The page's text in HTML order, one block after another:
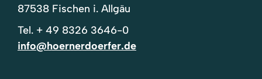
87538 Fischen i. Allgäu
Tel. + 49 8326 3646-0
info@hoernerdoerfer.de